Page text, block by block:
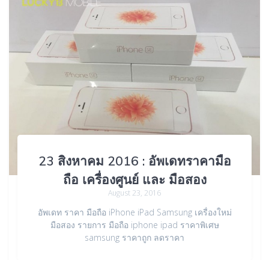
23 สิงหาคม 2016 : อัพเดทราคามือ
ถือ เครื่องศูนย์ และ มือสอง
August 23, 2016
อัพเดท ราคา มือถือ iPhone iPad Samsung เครื่องใหม่
มือสอง รายการ มือถือ iphone ipad ราคาพิเศษ
samsung ราคาถูก ลดราคา